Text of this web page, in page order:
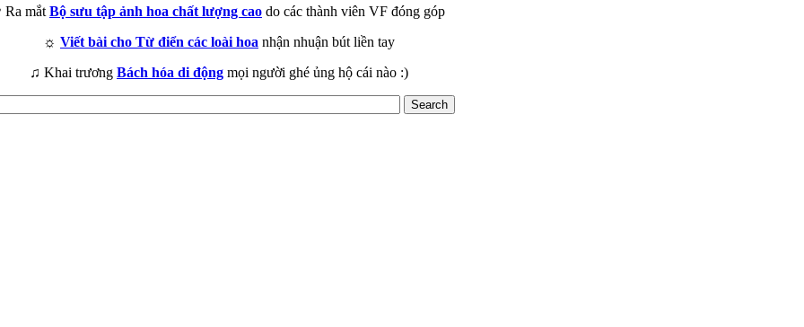
Ra mắt Bộ sưu tập ảnh hoa chất lượng cao do các thành viên VF đóng góp
☼ Viết bài cho Từ điển các loài hoa nhận nhuận bút liền tay
♫ Khai trương Bách hóa di động mọi người ghé ủng hộ cái nào :)